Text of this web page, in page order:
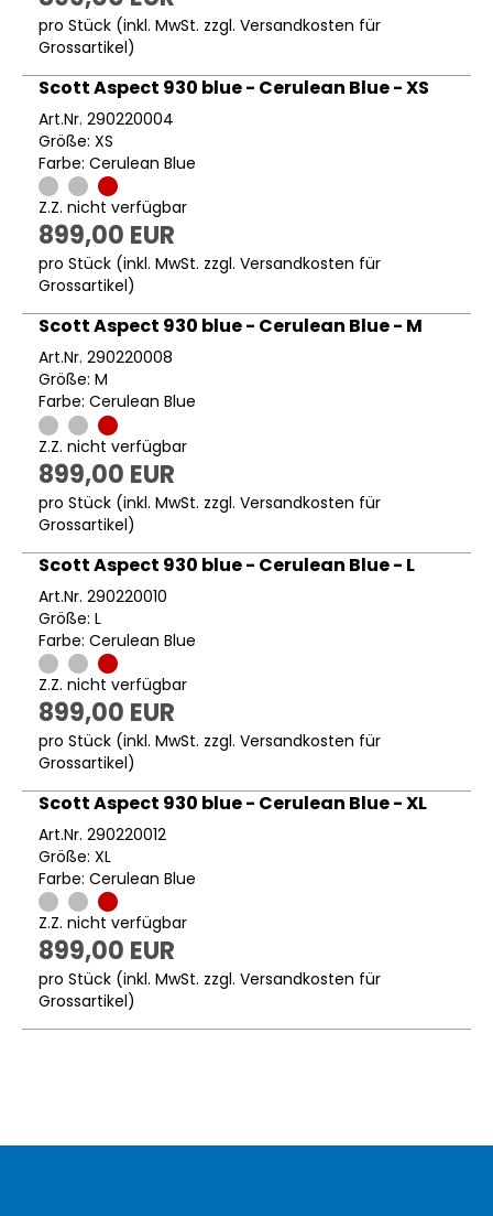
pro Stück (inkl. MwSt. zzgl. Versandkosten für
Grossartikel)
Scott Aspect 930 blue - Cerulean Blue - XS
Art.Nr. 290220004
Größe: XS
Farbe: Cerulean Blue
Z.Z. nicht verfügbar
899,00 EUR
pro Stück (inkl. MwSt. zzgl. Versandkosten für
Grossartikel)
Scott Aspect 930 blue - Cerulean Blue - M
Art.Nr. 290220008
Größe: M
Farbe: Cerulean Blue
Z.Z. nicht verfügbar
899,00 EUR
pro Stück (inkl. MwSt. zzgl. Versandkosten für
Grossartikel)
Scott Aspect 930 blue - Cerulean Blue - L
Art.Nr. 290220010
Größe: L
Farbe: Cerulean Blue
Z.Z. nicht verfügbar
899,00 EUR
pro Stück (inkl. MwSt. zzgl. Versandkosten für
Grossartikel)
Scott Aspect 930 blue - Cerulean Blue - XL
Art.Nr. 290220012
Größe: XL
Farbe: Cerulean Blue
Z.Z. nicht verfügbar
899,00 EUR
pro Stück (inkl. MwSt. zzgl. Versandkosten für
Grossartikel)